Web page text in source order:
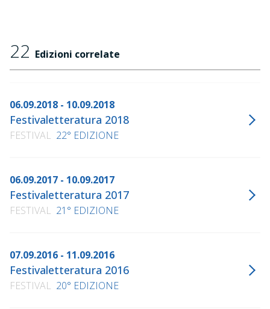
22 Edizioni correlate
06.09.2018 - 10.09.2018
Festivaletteratura 2018
FESTIVAL 22° EDIZIONE
06.09.2017 - 10.09.2017
Festivaletteratura 2017
FESTIVAL 21° EDIZIONE
07.09.2016 - 11.09.2016
Festivaletteratura 2016
FESTIVAL 20° EDIZIONE